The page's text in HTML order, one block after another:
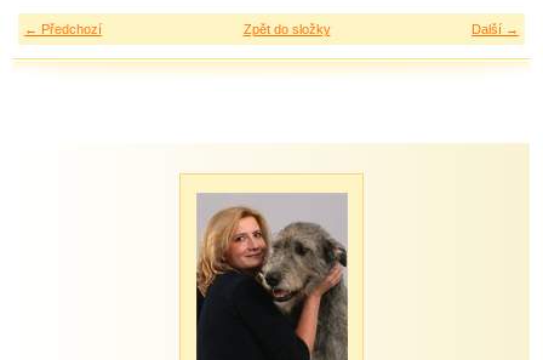
← Předchozí Další →
Zpět do složky